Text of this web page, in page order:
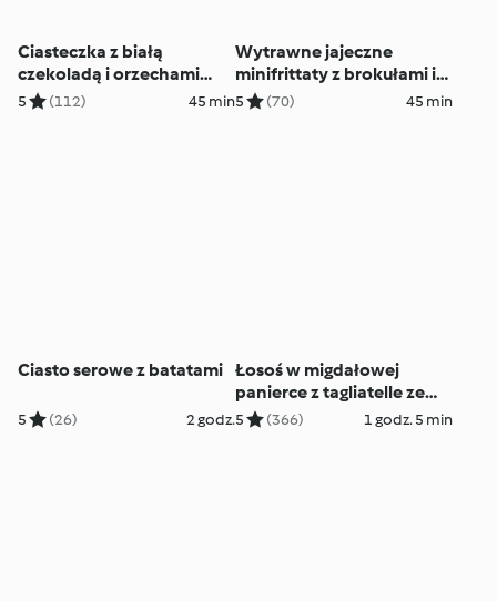
Ciasteczka z białą
czekoladą i orzechami
macadamia
5 (112) 45 min
Wytrawne jajeczne
minifrittaty z brokułami i
boczkiem
5 (70) 45 min
Ciasto serowe z batatami
5 (26) 2 godz.
Łosoś w migdałowej
panierce z tagliatelle ze
szparagami
5 (366) 1 godz. 5 min